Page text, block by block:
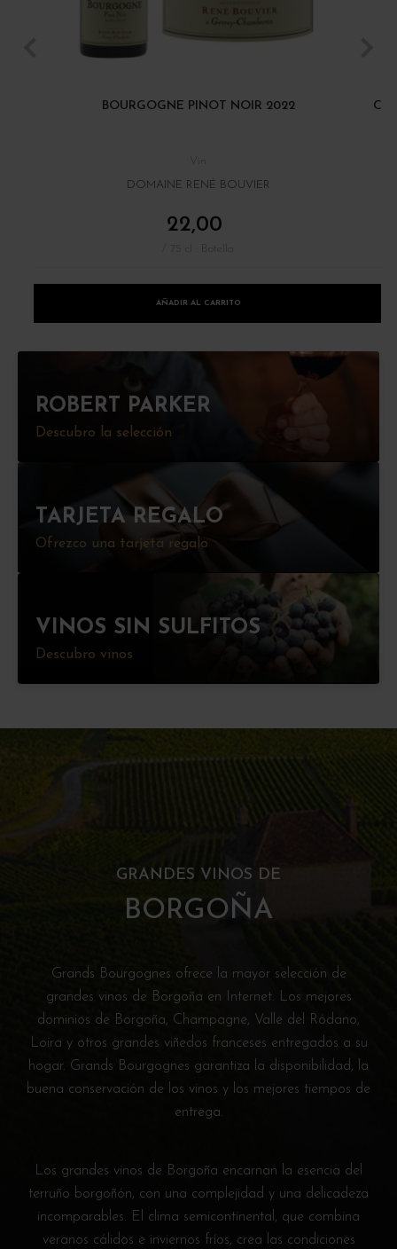
BOURGOGNE PINOT NOIR 2022
DOMAINE RENÉ BOUVIER
22,00
AÑADIR AL CARRITO
ROBERT PARKER
Descubro la selección
TARJETA REGALO
Ofrezco una tarjeta regalo
VINOS SIN SULFITOS
Descubro vinos
GRANDES VINOS DE
BORGOÑA
Grands Bourgognes ofrece la mayor selección de
grandes vinos de Borgoña en Internet. Los mejores
dominios de Borgoña, Champagne, Valle del Ródano,
Loira y otros grandes viñedos franceses entregados a su
hogar. Grands Bourgognes garantiza la disponibilidad, la
buena conservación de los vinos y los mejores tiempos de
entrega.
Los grandes vinos de Borgoña encarnan la esencia del
terruño borgoñón, con una complejidad y una delicadeza
incomparables. El clima semicontinental, que combina
veranos cálidos e inviernos fríos, crea las condiciones